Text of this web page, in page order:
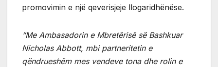
promovimin e një qeverisjeje llogaridhënëse.
“Me Ambasadorin e Mbretërisë së Bashkuar
Nicholas Abbott, mbi partneritetin e
qëndrueshëm mes vendeve tona dhe rolin e